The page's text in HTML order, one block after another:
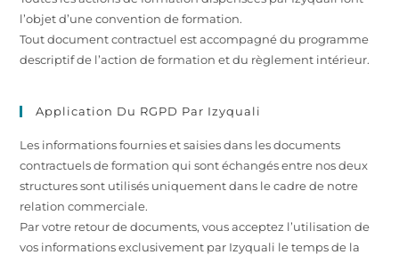
l’objet d’une convention de formation.
Tout document contractuel est accompagné du programme
descriptif de l’action de formation et du règlement intérieur.
Application Du RGPD Par Izyquali
Les informations fournies et saisies dans les documents
contractuels de formation qui sont échangés entre nos deux
structures sont utilisés uniquement dans le cadre de notre
relation commerciale.
Par votre retour de documents, vous acceptez l’utilisation de
vos informations exclusivement par Izyquali le temps de la